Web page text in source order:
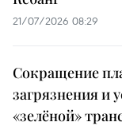
21/07/2026 08:29
Сокращение
загрязнения и
«зелёной»